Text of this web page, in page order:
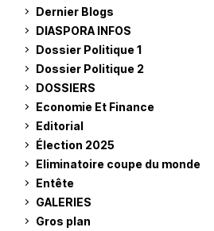
Dernier Blogs
DIASPORA INFOS
Dossier Politique 1
Dossier Politique 2
DOSSIERS
Economie Et Finance
Editorial
Élection 2025
Eliminatoire coupe du monde
Entête
GALERIES
Gros plan